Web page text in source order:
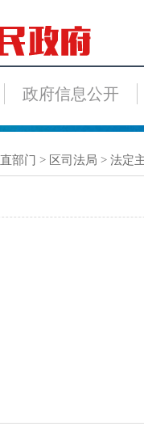
政府信息公开
部门 > 区司法局 > 法定